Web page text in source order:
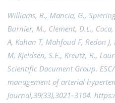
Williams, B., Mancia, G.,
Burnier, M., Clement, D.L.,
A, Kahan T, Mahfoud F, Redon
M, Kjeldsen, S.E., Kreutz, R.,
Scientific Document Group.
management of arterial
Journal,39(33),3021–3104.